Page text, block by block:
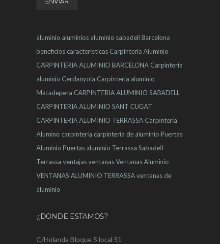
aluminio aluminios aluminio sabadell Barcelona
beneficios características Carpinteria Aluminio
CARPINTERIA ALUMINIO BARCELONA Carpinteria
aluminio Cerdanyola Carpinteria aluminio
Matadepera CARPINTERIA ALUMINIO SABADELL
CARPINTERIA ALUMINIO SANT CUGAT
CARPINTERIA ALUMINIO TERRASSA Carpinteria
Alumino carpintería carpintería de aluminio Puertas
Aluminio Puertas aluminio Terrassa Sabadell
Terrassa ventajasventanasVentanas Aluminio
VENTANAS ALUMINIO TERRASSAventanas de
aluminio
¿DONDE ESTAMOS?
C/Holanda Bloque 5 local 51